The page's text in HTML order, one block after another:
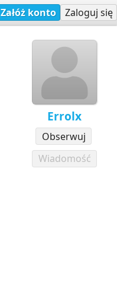
Załóż konto Zaloguj się
Errolx
Obserwuj
Wiadomość